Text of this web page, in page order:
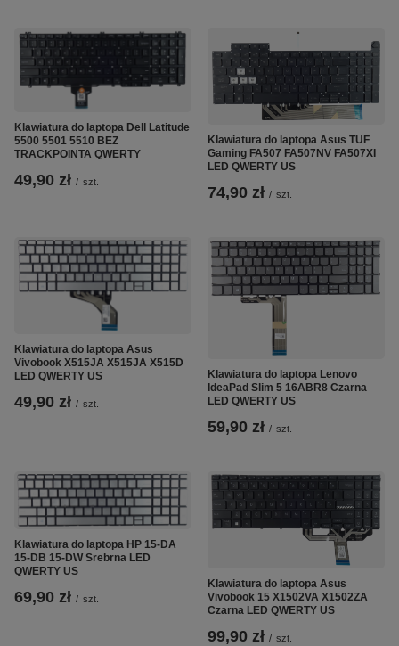
Klawiatura do laptopa Dell Latitude
5500 5501 5510 BEZ
TRACKPOINTA QWERTY
49,90 zł / szt.
Klawiatura do laptopa Asus TUF
Gaming FA507 FA507NV FA507XI
LED QWERTY US
74,90 zł / szt.
Klawiatura do laptopa Asus
Vivobook X515JA X515JA X515D
LED QWERTY US
49,90 zł / szt.
Klawiatura do laptopa Lenovo
IdeaPad Slim 5 16ABR8 Czarna
LED QWERTY US
59,90 zł / szt.
Klawiatura do laptopa HP 15-DA
15-DB 15-DW Srebrna LED
QWERTY US
69,90 zł / szt.
Klawiatura do laptopa Asus
Vivobook 15 X1502VA X1502ZA
Czarna LED QWERTY US
99,90 zł / szt.